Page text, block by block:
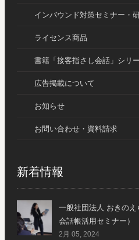
インバウンド対策セミナー・
ライセンス商品
書籍「接客指さし会話」シリ
広告掲載について
お知らせ
お問い合わせ・資料請求
新着情報
一般社団法人 おきの
会話帳活用セミナー）
2月 05, 2024